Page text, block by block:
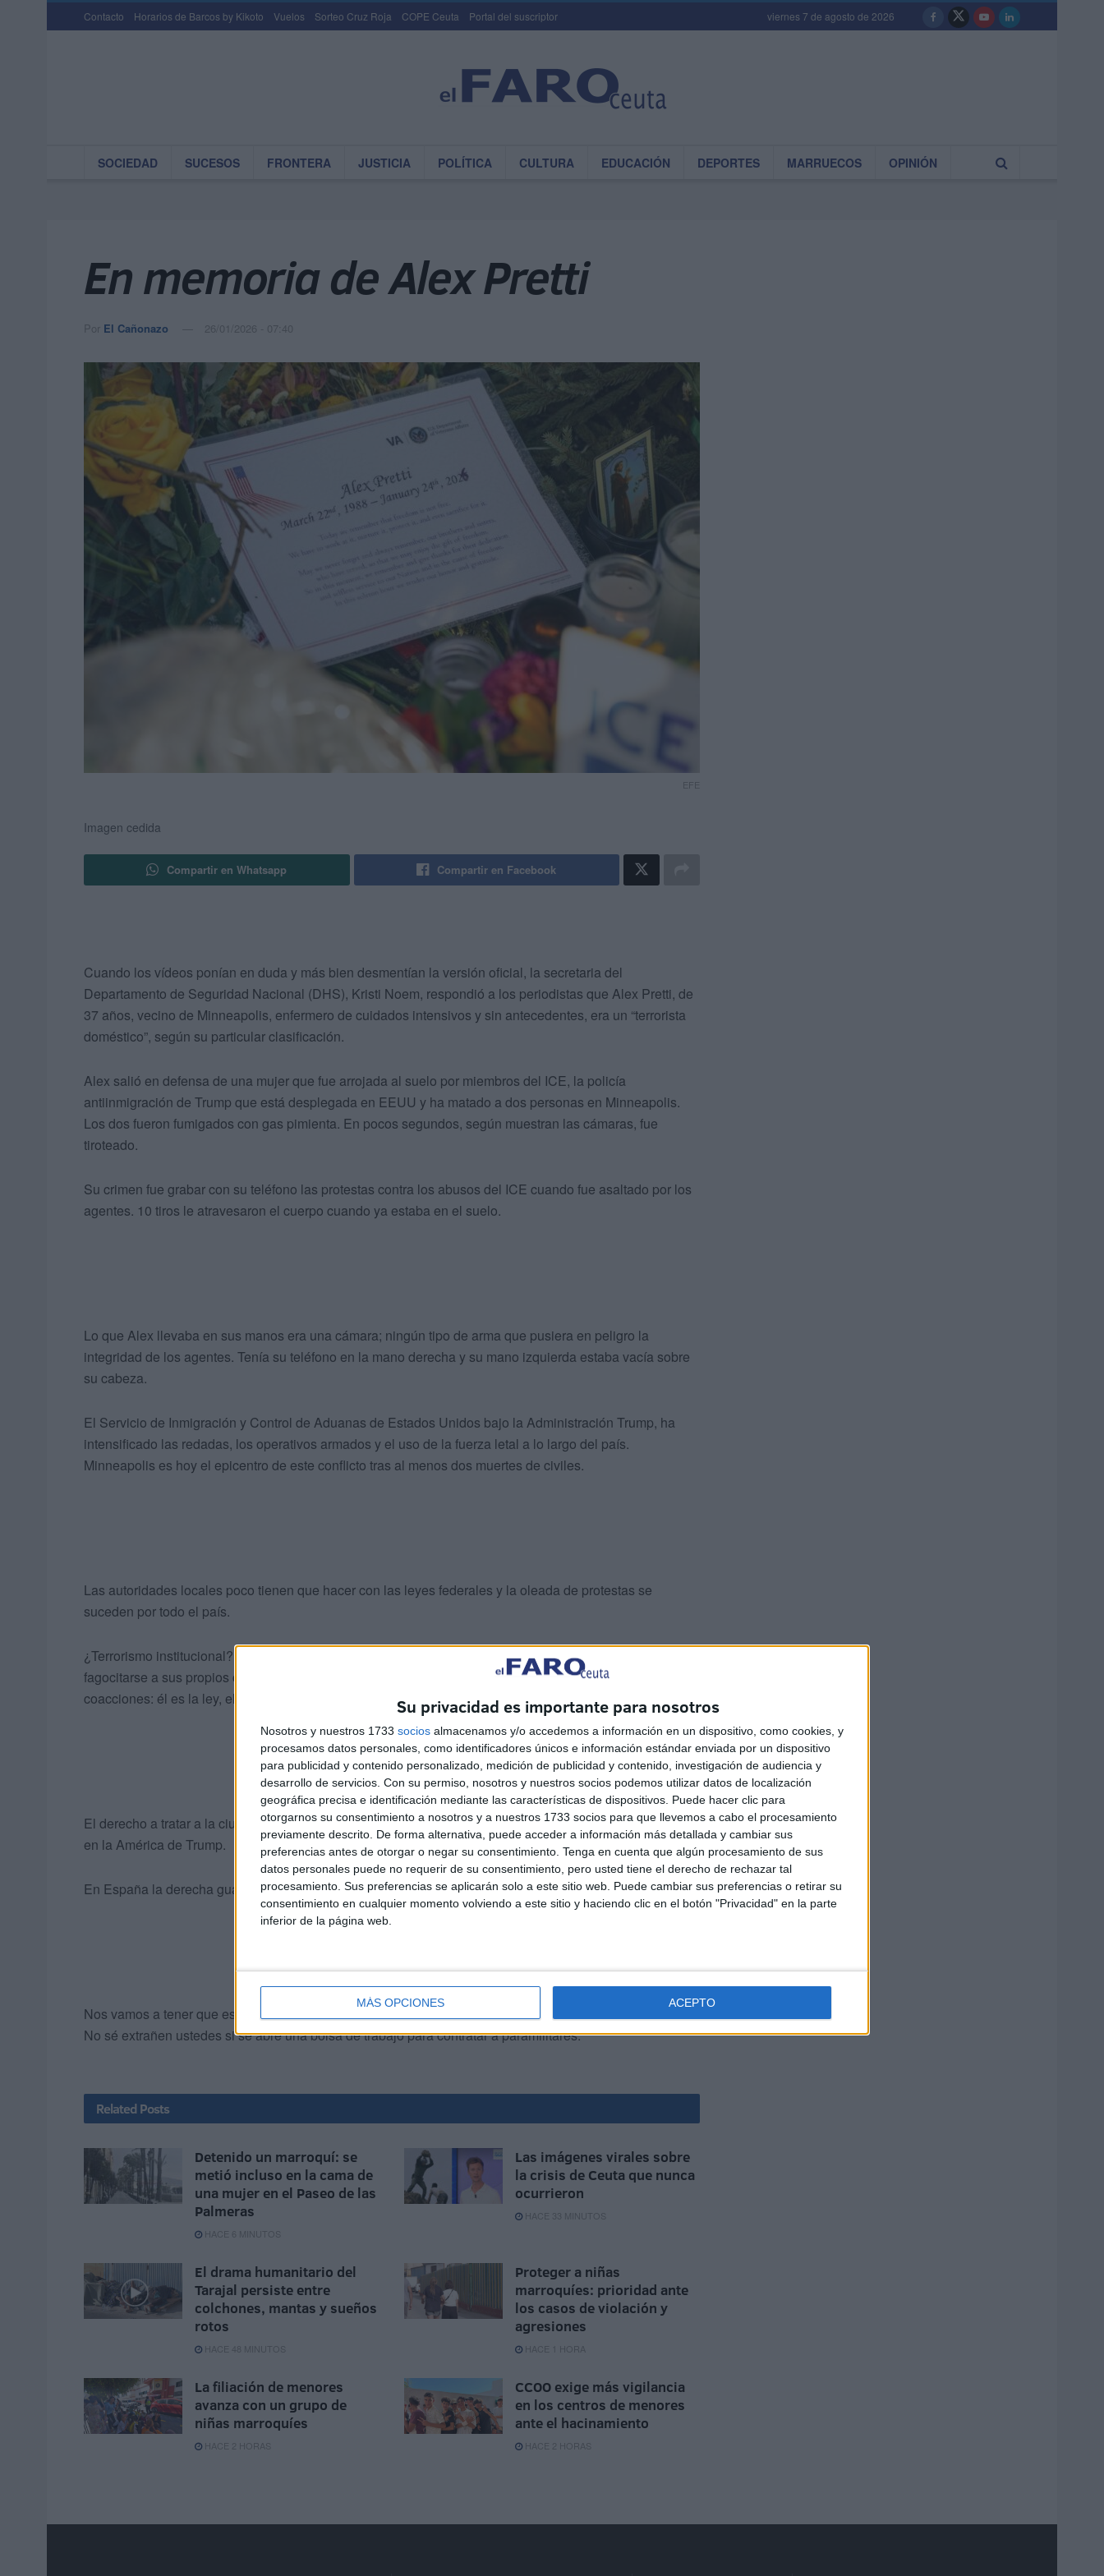
Su privacidad es importante para nosotros
Nosotros y nuestros 1733 socios almacenamos y/o accedemos a información en un dispositivo, como cookies, y
procesamos datos personales, como identificadores únicos e información estándar enviada por un dispositivo
para publicidad y contenido personalizado, medición de publicidad y contenido, investigación de audiencia y
desarrollo de servicios. Con su permiso, nosotros y nuestros socios podemos utilizar datos de localización
geográfica precisa e identificación mediante las características de dispositivos. Puede hacer clic para
otorgarnos su consentimiento a nosotros y a nuestros 1733 socios para que llevemos a cabo el procesamiento
previamente descrito. De forma alternativa, puede acceder a información más detallada y cambiar sus
preferencias antes de otorgar o negar su consentimiento. Tenga en cuenta que algún procesamiento de sus
datos personales puede no requerir de su consentimiento, pero usted tiene el derecho de rechazar tal
procesamiento. Sus preferencias se aplicarán solo a este sitio web. Puede cambiar sus preferencias o retirar su
consentimiento en cualquier momento volviendo a este sitio y haciendo clic en el botón "Privacidad" en la parte
inferior de la página web.
MÁS OPCIONES ACEPTO
Contacto Horarios de Barcos by Kikoto Vuelos Sorteo Cruz Roja COPE Ceuta Portal del suscriptor viernes 7 de agosto de 2026
SOCIEDAD SUCESOS FRONTERA JUSTICIA POLÍTICA CULTURA EDUCACIÓN DEPORTES MARRUECOS OPINIÓN
En memoria de Alex Pretti
Por El Cañonazo 26/01/2026 - 07:40
EFE
Imagen cedida
Compartir en Whatsapp Compartir en Facebook
Cuando los vídeos ponían en duda y más bien desmentían la versión oficial, la secretaria del
Departamento de Seguridad Nacional (DHS), Kristi Noem, respondió a los periodistas que Alex Pretti, de
37 años, vecino de Minneapolis, enfermero de cuidados intensivos y sin antecedentes, era un “terrorista
doméstico”, según su particular clasificación.
Alex salió en defensa de una mujer que fue arrojada al suelo por miembros del ICE, la policía
antiinmigración de Trump que está desplegada en EEUU y ha matado a dos personas en Minneapolis.
Los dos fueron fumigados con gas pimienta. En pocos segundos, según muestran las cámaras, fue
tiroteado.
Su crimen fue grabar con su teléfono las protestas contra los abusos del ICE cuando fue asaltado por los
agentes. 10 tiros le atravesaron el cuerpo cuando ya estaba en el suelo.
Lo que Alex llevaba en sus manos era una cámara; ningún tipo de arma que pusiera en peligro la
integridad de los agentes. Tenía su teléfono en la mano derecha y su mano izquierda estaba vacía sobre
su cabeza.
El Servicio de Inmigración y Control de Aduanas de Estados Unidos bajo la Administración Trump, ha
intensificado las redadas, los operativos armados y el uso de la fuerza letal a lo largo del país.
Minneapolis es hoy el epicentro de este conflicto tras al menos dos muertes de civiles.
Las autoridades locales poco tienen que hacer con las leyes federales y la oleada de protestas se
suceden por todo el país.
¿Terrorismo institucional? ¿ Caza y captura del inmigrante? ¿Todos bajo sospecha? Trump comienza a
fagocitarse a sus propios conciudadanos y resuelve sus problemas a golpe de rifle, amenazas, y
coacciones: él es la ley, el es el amo, el nuevo buana.
El derecho a tratar a la ciudadanía como ciudadanos ya hay que reivindicarlo en EE UU. Todo es posible
en la América de Trump.
En España la derecha guarda silencio y la extrema derecha vitorea y aplaude.
Nos vamos a tener que esconder debajo de las piedras porque hay gente que siempre será sospechosa.
No sé extrañen ustedes si se abre una bolsa de trabajo para contratar a paramilitares.
Related Posts
Detenido un marroquí: se
metió incluso en la cama de
una mujer en el Paseo de las
Palmeras
HACE 6 MINUTOS
Las imágenes virales sobre
la crisis de Ceuta que nunca
ocurrieron
HACE 33 MINUTOS
El drama humanitario del
Tarajal persiste entre
colchones, mantas y sueños
rotos
HACE 48 MINUTOS
Proteger a niñas
marroquíes: prioridad ante
los casos de violación y
agresiones
HACE 1 HORA
La filiación de menores
avanza con un grupo de
niñas marroquíes
HACE 2 HORAS
CCOO exige más vigilancia
en los centros de menores
ante el hacinamiento
HACE 2 HORAS